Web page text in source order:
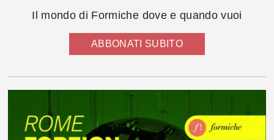
Il mondo di Formiche dove e quando vuoi
ABBONATI SUBITO